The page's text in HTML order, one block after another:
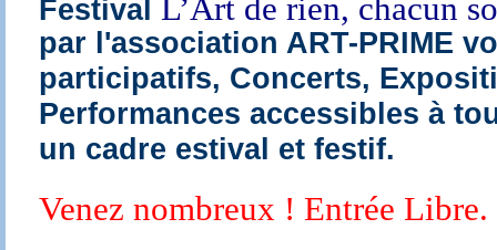
Festival L’Art de rien, chacun
par l'association ART-PRIME
participatifs, Concerts,
Performances accessibles à
un cadre estival et festif.
Venez nombreux ! Entrée Libre.